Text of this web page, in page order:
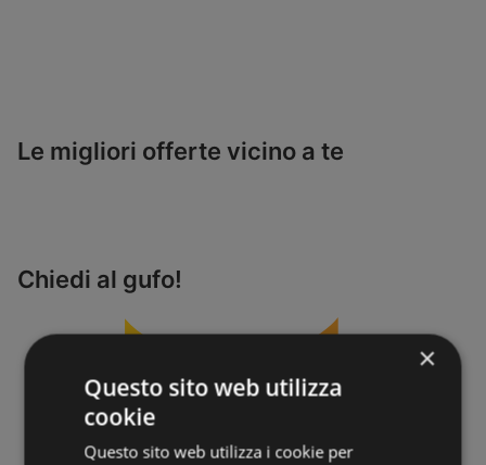
Le migliori offerte vicino a te
Chiedi al gufo!
×
Questo sito web utilizza
cookie
Questo sito web utilizza i cookie per